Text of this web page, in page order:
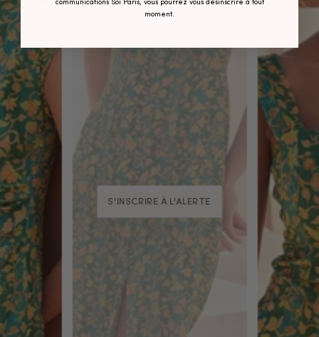
S'INSCRIRE À L'ALERTE
communications Soi Paris, vous pourrez vous désinscrire à tout
moment.